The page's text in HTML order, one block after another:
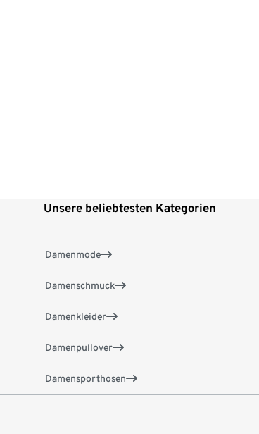
Unsere beliebtesten Kategorien
Damenmode
Damenschmuck
Damenkleider
Damenpullover
Damensporthosen